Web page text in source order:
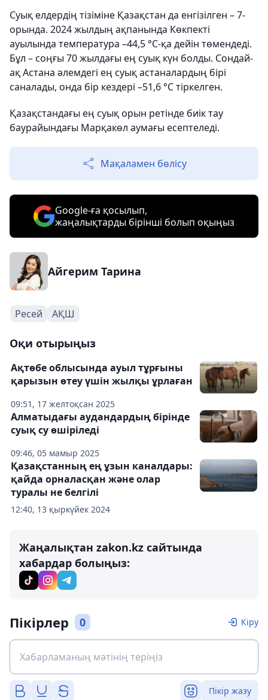
Суық елдердің тізіміне Қазақстан да енгізілген – 7-
орында. 2024 жылдың ақпанында Көкпекті
ауылында температура –44,5 °C-қа дейін төмендеді.
Бұл – соңғы 70 жылдағы ең суық күн болды. Сондай-
ақ Астана әлемдегі ең суық астаналардың бірі
саналады, онда бір кездері –51,6 °C тіркелген.
Қазақстандағы ең суық орын ретінде биік тау
баурайындағы Марқакөл аумағы есептеледі.
Мақаламен бөлісу
Google-ға қосылып,
жаңалықтарды бірінші болып оқыңыз
Айгерим Тарина
Ресей АҚШ
Оқи отырыңыз
09:51, 17 желтоқсан 2025
Ақтөбе облысында ауыл тұрғыны
қарызын өтеу үшін жылқы ұрлаған
09:46, 05 мамыр 2025
Алматыдағы аудандардың бірінде
суық су өшіріледі
12:40, 13 қыркүйек 2024
Қазақстанның ең ұзын каналдары:
қайда орналасқан және олар
туралы не белгілі
Жаңалықтан zakon.kz сайтында
хабардар болыңыз:
Пікірлер 0 Кіру
Пікір жазу